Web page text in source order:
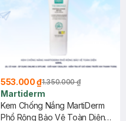
553.000 ₫1.350.000 ₫
Martiderm
Kem Chống Nắng MartiDerm
Phổ Rộng Bảo Vệ Toàn Diện